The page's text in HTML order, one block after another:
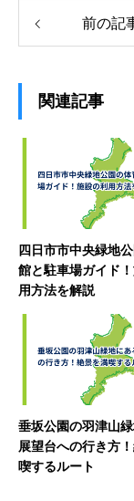
前の記
関連記事
四日市市中央緑地
館と駐車場ガイド
用方法を解説
垂坂公園の羽津山
展望台への行き方
喫するルート